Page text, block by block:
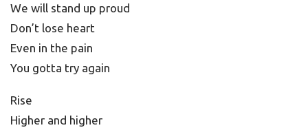
We will stand up proud
Don’t lose heart
Even in the pain
You gotta try again
Rise
Higher and higher